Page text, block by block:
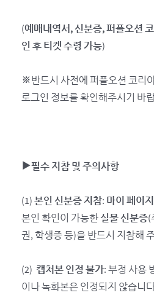
(예매내역서, 신분증, 퍼플오션
인 후 티켓 수령 가능)
※반드시 사전에 퍼플오션 코리
로그인 정보를 확인해주시기 바
▶필수 지참 및 주의사항
(1) 본인 신분증 지참: 마이 페이
본인 확인이 가능한 실물 신분증(
권, 학생증 등)을 반드시 지참해
(2) 캡처본 인정 불가: 부정 사용
이나 녹화본은 인정되지 않습니